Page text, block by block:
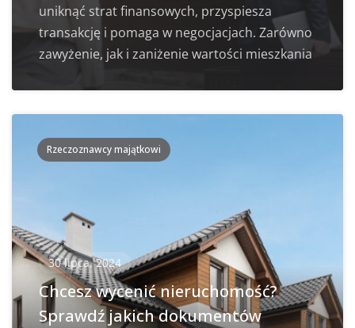
uniknąć strat finansowych, przyspiesza
transakcję i pomaga w negocjacjach. Zarówno
zawyżenie, jak i zaniżenie wartości mieszkania
Rzeczoznawcy majątkowi
30 lipca, 2024
Chcesz wycenić nieruchomość?
Sprawdź jakich dokumentów